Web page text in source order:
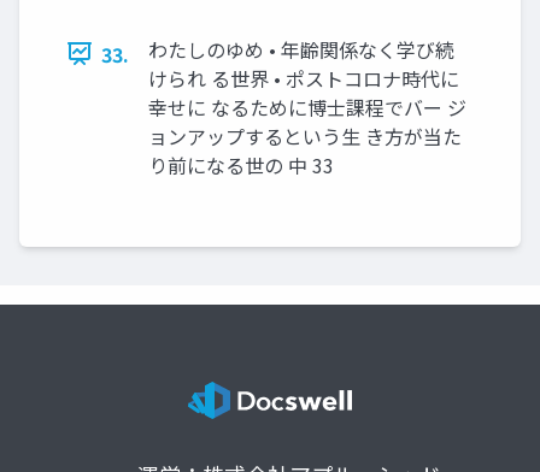
33.
わたしのゆめ • 年齢関係なく学び続
けられ る世界 • ポストコロナ時代に
幸せに なるために博⼠課程でバー ジ
ョンアップするという⽣ き⽅が当た
り前になる世の 中 33